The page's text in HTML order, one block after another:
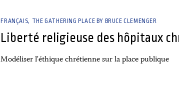
FRANÇAIS THE GATHERING PLACE BY BRUCE CLEMENGER
Liberté religieuse des hôpitaux
Modéliser l'éthique chrétienne sur la place publique